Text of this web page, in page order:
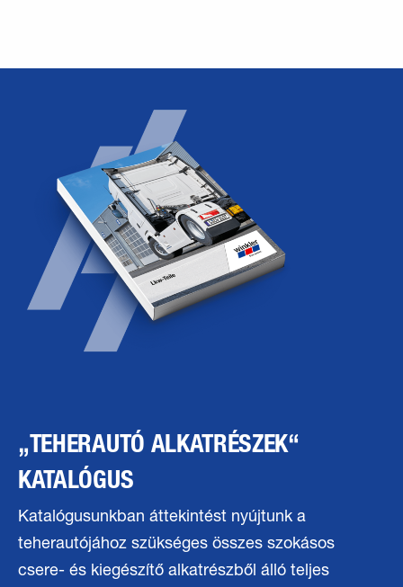
„TEHERAUTÓ ALKATRÉSZEK“
KATALÓGUS
Katalógusunkban áttekintést nyújtunk a
teherautójához szükséges összes szokásos
csere- és kiegészítő alkatrészből álló teljes